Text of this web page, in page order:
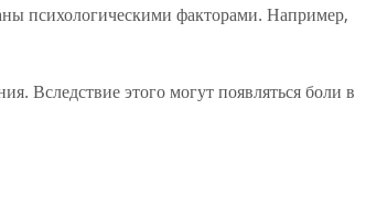
психологическими факторами. Например,
Вследствие этого могут появляться боли в